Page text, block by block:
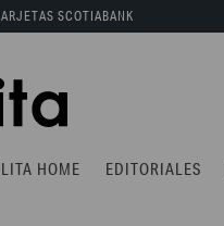
HOME EDITORIALES
SCOTIABANK